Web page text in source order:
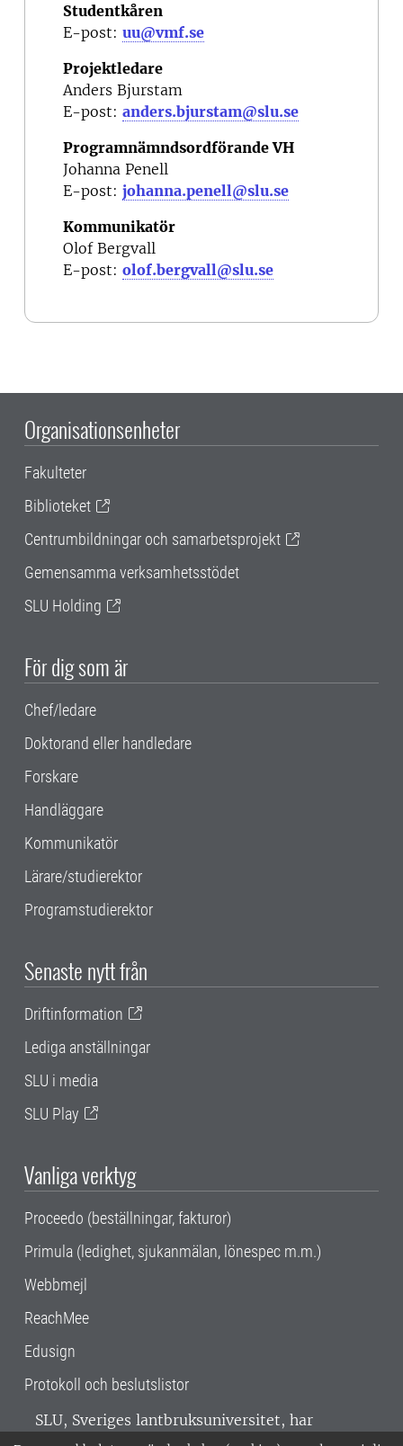
Studentkåren
E-post: uu@vmf.se
Projektledare
Anders Bjurstam
E-post: anders.bjurstam@slu.se
Programnämndsordförande VH
Johanna Penell
E-post: johanna.penell@slu.se
Kommunikatör
Olof Bergvall
E-post: olof.bergvall@slu.se
Organisationsenheter
Fakulteter
Biblioteket
Centrumbildningar och samarbetsprojekt
Gemensamma verksamhetsstödet
SLU Holding
För dig som är
Chef/ledare
Doktorand eller handledare
Forskare
Handläggare
Kommunikatör
Lärare/studierektor
Programstudierektor
Senaste nytt från
Driftinformation
Lediga anställningar
SLU i media
SLU Play
Vanliga verktyg
Proceedo (beställningar, fakturor)
Primula (ledighet, sjukanmälan, lönespec m.m.)
Webbmejl
ReachMee
Edusign
Protokoll och beslutslistor
SLU, Sveriges lantbruksuniversitet, har
verksamhet över hela Sverige. Huvudorter är